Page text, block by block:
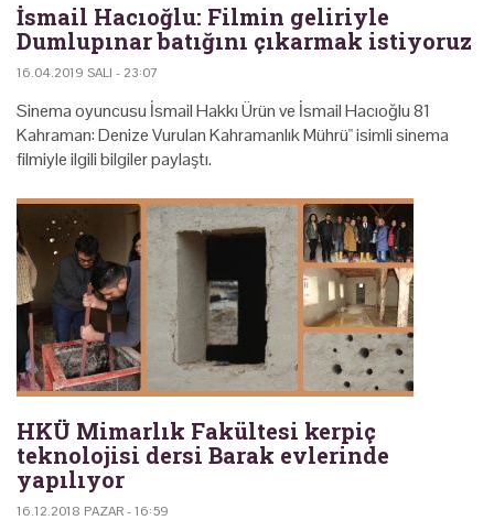
İsmail Hacıoğlu: Filmin geliriyle
Dumlupınar batığını çıkarmak istiyoruz
16.04.2019 SALI - 23:07
Sinema oyuncusu İsmail Hakkı Ürün ve İsmail Hacıoğlu 81
Kahraman: Denize Vurulan Kahramanlık Mührü" isimli sinema
filmiyle ilgili bilgiler paylaştı.
HKÜ Mimarlık Fakültesi kerpiç
teknolojisi dersi Barak evlerinde
yapılıyor
16.12.2018 PAZAR - 16:59